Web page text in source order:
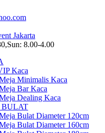
Jakarta
8.00-4.00
Kaca
Minimalis Kaca
Bar Kaca
Dealing Kaca
BULAT
Bulat Diameter 120cm
Bulat Diameter 160cm